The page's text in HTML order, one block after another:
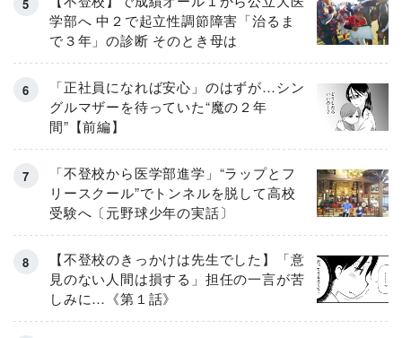
学部へ 中２で起立性調節障害「治るま
で３年」の診断 そのとき母は
「正社員になれば安心」のはずが…シン
グルマザーを待っていた“魔の２年
間”【前編】
「不登校から医学部進学」“ラップとフ
リースクール”でトンネルを脱して高校
受験へ〔元野球少年の実話〕
【不登校のきっかけは先生でした】「意
見のない人間は損する」担任の一言が苦
しみに…《第１話》